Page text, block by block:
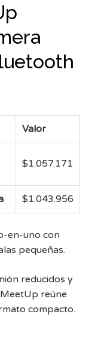
Valor
$1.057.171
$1.043.956
en-uno con
pequeñas.
reducidos y
reúne
compacto.